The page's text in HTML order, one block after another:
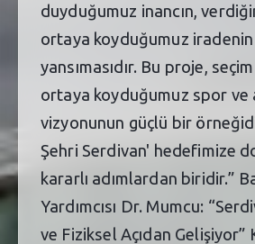
duyduğumuz inancın,
ortaya koyduğumuz
yansımasıdır. Bu proje,
ortaya koyduğumuz spor ve
vizyonunun güçlü bir
Şehri Serdivan' hedefimize
kararlı adımlardan biridir.”
Yardımcısı Dr. Mumcu:
ve Fiziksel Açıdan Gelişiyor”